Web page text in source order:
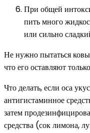
При общей
пить много
или сильно
Не нужно пытаться
что его оставляют
Что делать, если оса
антигистаминное
затем
средства (сок лимона,